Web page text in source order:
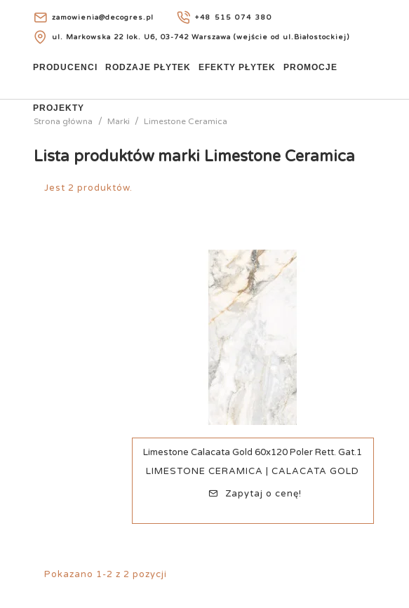
zamowienia@decogres.pl +48 515 074 380
ul. Markowska 22 lok. U6, 03-742 Warszawa (wejście od ul.Białostockiej)
PRODUCENCI RODZAJE PŁYTEK EFEKTY PŁYTEK PROMOCJE
PROJEKTY
Strona główna
Marki Limestone Ceramica
Lista produktów marki Limestone Ceramica
Jest 2 produktów.
Limestone Calacata Gold 60x120 Poler Rett. Gat.1
LIMESTONE CERAMICA | CALACATA GOLD
Zapytaj o cenę!
Szybki podgląd
Pokazano 1-2 z 2 pozycji